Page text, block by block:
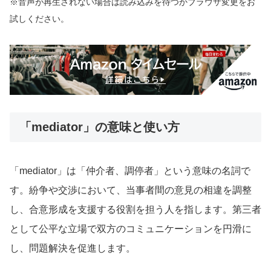
※音声が再生されない場合は読み込みを待つかブラウザ変更をお
試しください。
「mediator」の意味と使い方
「mediator」は「仲介者、調停者」という意味の名詞で
す。紛争や交渉において、当事者間の意見の相違を調整
し、合意形成を支援する役割を担う人を指します。第三者
として公平な立場で双方のコミュニケーションを円滑に
し、問題解決を促進します。